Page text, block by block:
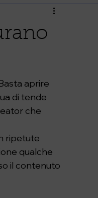
aprire
di tende
che
ripetute
qualche
il contenuto